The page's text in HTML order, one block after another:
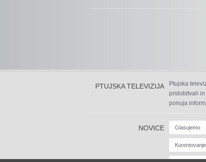
PTUJSKA TELEVIZIJA
Ptujska
pridobitvah
ponuja
NOVICE Glasujemo
Kurentovanje